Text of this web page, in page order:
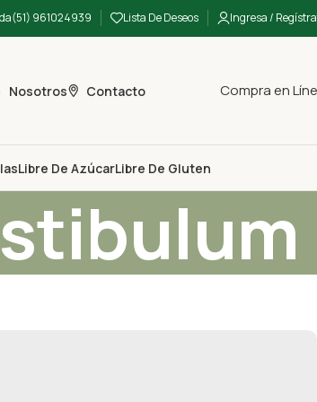
(51) 961024939 Lista De Deseos Ingresa /
Nosotros Contacto Compra en
Libre De AzúcarLibre De Gluten